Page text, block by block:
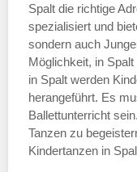
Samstag
Spalt die richtige
spezialisiert und
sondern auch
Möglichkeit, in
in Spalt werden
herangeführt. Es
Ballettunterricht
Tanzen zu
Kindertanzen in